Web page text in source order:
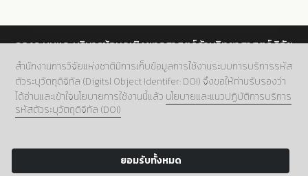
กองระบบและบริหารข้อมูลเชิงยุทธศาสตร์ด้านวิทยาศาสตร์ วิจัย
และนวัตกรรม สำนักงานการวิจัยแห่งชาติ (วช.)
ที่อยู่.196 ถนนพหลโยธิน แขวงลาดยาว เขตจตุจักร กทม.
10900
เบอร์โทร.02 5612445 ต่อ 705
Copyright 2024 NRCT:Digital Object Identifier.
สำนักงานการวิจัยแห่งชาติมีการเก็บข้อมูลการใช้งานระบบการบริการรหัส
ตัวระบุวัตถุดิจิทัล (Digitsl Object Identifer: DOI) จึงขอให้ท่านรับรองว่า
ได้อ่านและเข้าใจนโยบายการใช้งานนี้แล้ว นโยบายและแนวปฏิบัติการบริการ
รหัสตัวระบุวัตถุดิจิทัล (DOI)
ยอมรับทั้งหมด